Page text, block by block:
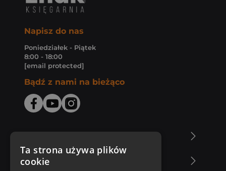
Napisz do nas
Poniedziałek - Piątek
8:00 - 18:00
[email protected]
Bądź z nami na bieżąco
Zakupy u nas
Ta strona używa plików
cookie